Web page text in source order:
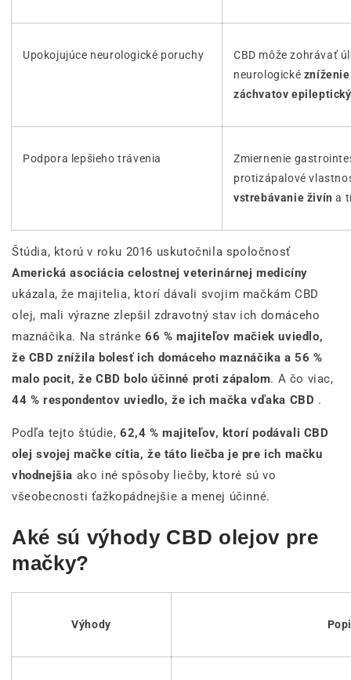
Upokojujúce neurologické poruchy
CBD môže zohrávať
neurologické
záchvatov
Podpora lepšieho trávenia
Zmiernenie
protizápalové
vstrebávanie živína
Štúdia, ktorú v roku 2016 uskutočnila spoločnosť
Americká asociácia celostnej veterinárnej medicíny
ukázala, že majitelia, ktorí dávali svojim mačkám CBD
olej, mali výrazne zlepšil zdravotný stav ich domáceho
maznáčika. Na stránke66 % majiteľov mačiek uviedlo,
že CBD znížila bolesť ich domáceho maznáčika a 56 %
malo pocit, že CBD bolo účinné proti zápalom. A čo viac,
44 % respondentov uviedlo, že ich mačka vďaka CBD .
Podľa tejto štúdie, 62,4 % majiteľov, ktorí podávali CBD
olej svojej mačke cítia, že táto liečba je pre ich mačku
vhodnejšia ako iné spôsoby liečby, ktoré sú vo
všeobecnosti ťažkopádnejšie a menej účinné.
Aké sú výhody CBD olejov pre
mačky?
Výhody